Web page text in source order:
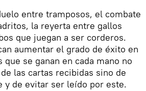
entre tramposos, el combate
la reyerta entre gallos
que juegan a ser corderos.
aumentar el grado de éxito en
que se ganan en cada mano no
las cartas recibidas sino de
y de evitar ser leído por este.